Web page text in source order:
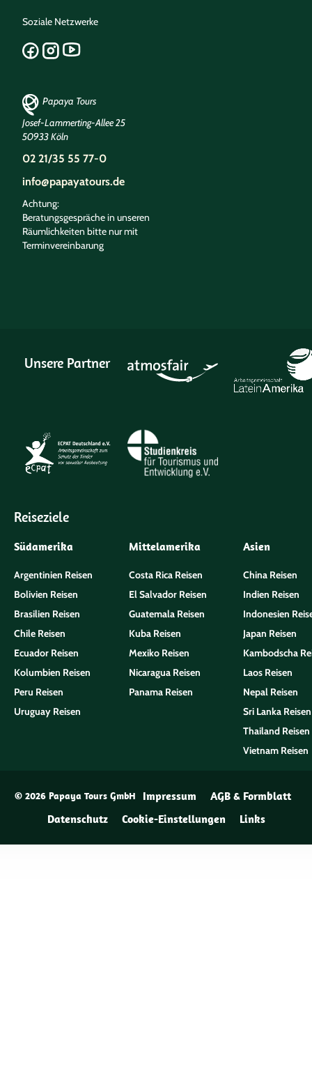
Soziale Netzwerke
Papaya Tours
Josef-Lammerting-Allee 25
50933 Köln
02 21/35 55 77-0
info@papayatours.de
Achtung:
Beratungsgespräche in unseren
Räumlichkeiten bitte nur mit
Terminvereinbarung
Unsere Partner
Reiseziele
Südamerika
Argentinien Reisen
Bolivien Reisen
Brasilien Reisen
Chile Reisen
Ecuador Reisen
Kolumbien Reisen
Peru Reisen
Uruguay Reisen
Mittelamerika
Costa Rica Reisen
El Salvador Reisen
Guatemala Reisen
Kuba Reisen
Mexiko Reisen
Nicaragua Reisen
Panama Reisen
Asien
China Reisen
Indien Reisen
Indonesien
Japan Reisen
Kambodscha
Laos Reisen
Nepal Reisen
Sri Lanka Reisen
Thailand Reisen
Vietnam Reisen
© 2026 Papaya Tours GmbH Impressum
AGB & Formblatt
Datenschutz
Cookie-Einstellungen Links